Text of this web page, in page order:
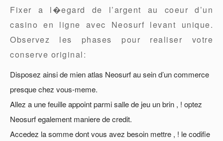
Fixer a l�egard de l’argent au coeur d’un
casino en ligne avec Neosurf levant unique.
Observez les phases pour realiser votre
conserve original:
Disposez ainsi de mien atlas Neosurf au sein d’un commerce
presque chez vous-meme.
Allez a une feuille appoint parmi salle de jeu un brin , ! optez
Neosurf egalement maniere de credit.
Accedez la somme dont vous avez besoin mettre , ! le codifie